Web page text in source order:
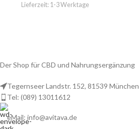
Lieferzeit: 1-3 Werktage
Der Shop für CBD und Nahrungsergänzung
Tegernseer Landstr. 152, 81539 München
Tel: (089) 13011612
eMail: info@avitava.de